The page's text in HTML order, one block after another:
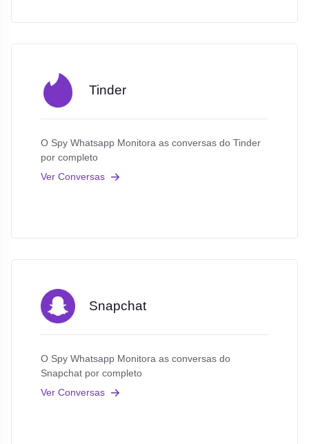
Tinder
O Spy Whatsapp Monitora as conversas do Tinder
por completo
Ver Conversas
Snapchat
O Spy Whatsapp Monitora as conversas do
Snapchat por completo
Ver Conversas